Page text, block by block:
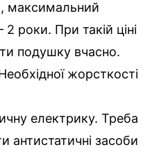
максимальний
роки. При такій ціні
подушку вчасно.
жорсткості
електрику. Треба
антистатичні засоби